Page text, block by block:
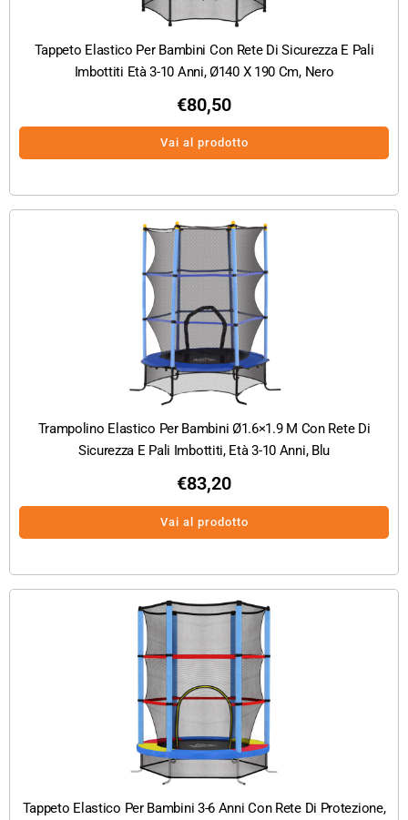
Tappeto Elastico Per Bambini Con Rete Di Sicurezza E Pali
Imbottiti Età 3-10 Anni, Ø140 X 190 Cm, Nero
€80,50
Vai al prodotto
Trampolino Elastico Per Bambini Ø1.6×1.9 M Con Rete Di
Sicurezza E Pali Imbottiti, Età 3-10 Anni, Blu
€83,20
Vai al prodotto
Tappeto Elastico Per Bambini 3-6 Anni Con Rete Di Protezione,